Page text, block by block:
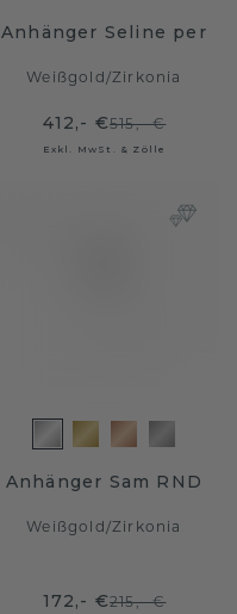
Anhänger Seline per
Weißgold/Zirkonia
412,- €515,- €
Exkl. MwSt. & Zölle
Anhänger Sam RND
Weißgold/Zirkonia
172,- €215,- €